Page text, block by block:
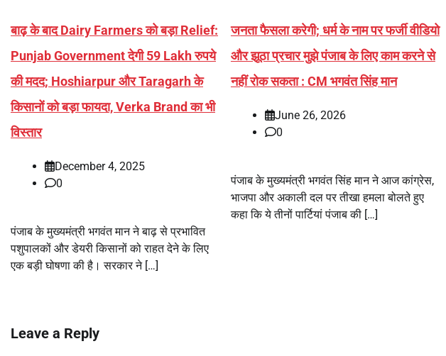
बाढ़ के बाद Dairy Farmers को बड़ा Relief:
Punjab Government देगी 59 Lakh रुपये
की मदद; Hoshiarpur और Taragarh के
किसानों को बड़ा फायदा, Verka Brand का भी
विस्तार
December 4, 2025
0
पंजाब के मुख्यमंत्री भगवंत मान ने बाढ़ से प्रभावित
पशुपालकों और डेयरी किसानों को राहत देने के लिए
एक बड़ी घोषणा की है। सरकार ने […]
जनता फैसला करेगी; धर्म के नाम पर फर्जी वीडियो
और झूठा प्रचार मुझे पंजाब के लिए काम करने से
नहीं रोक सकता : CM भगवंत सिंह मान
June 26, 2026
0
पंजाब के मुख्यमंत्री भगवंत सिंह मान ने आज कांग्रेस,
भाजपा और अकाली दल पर तीखा हमला बोलते हुए
कहा कि ये तीनों पार्टियां पंजाब की […]
Leave a Reply